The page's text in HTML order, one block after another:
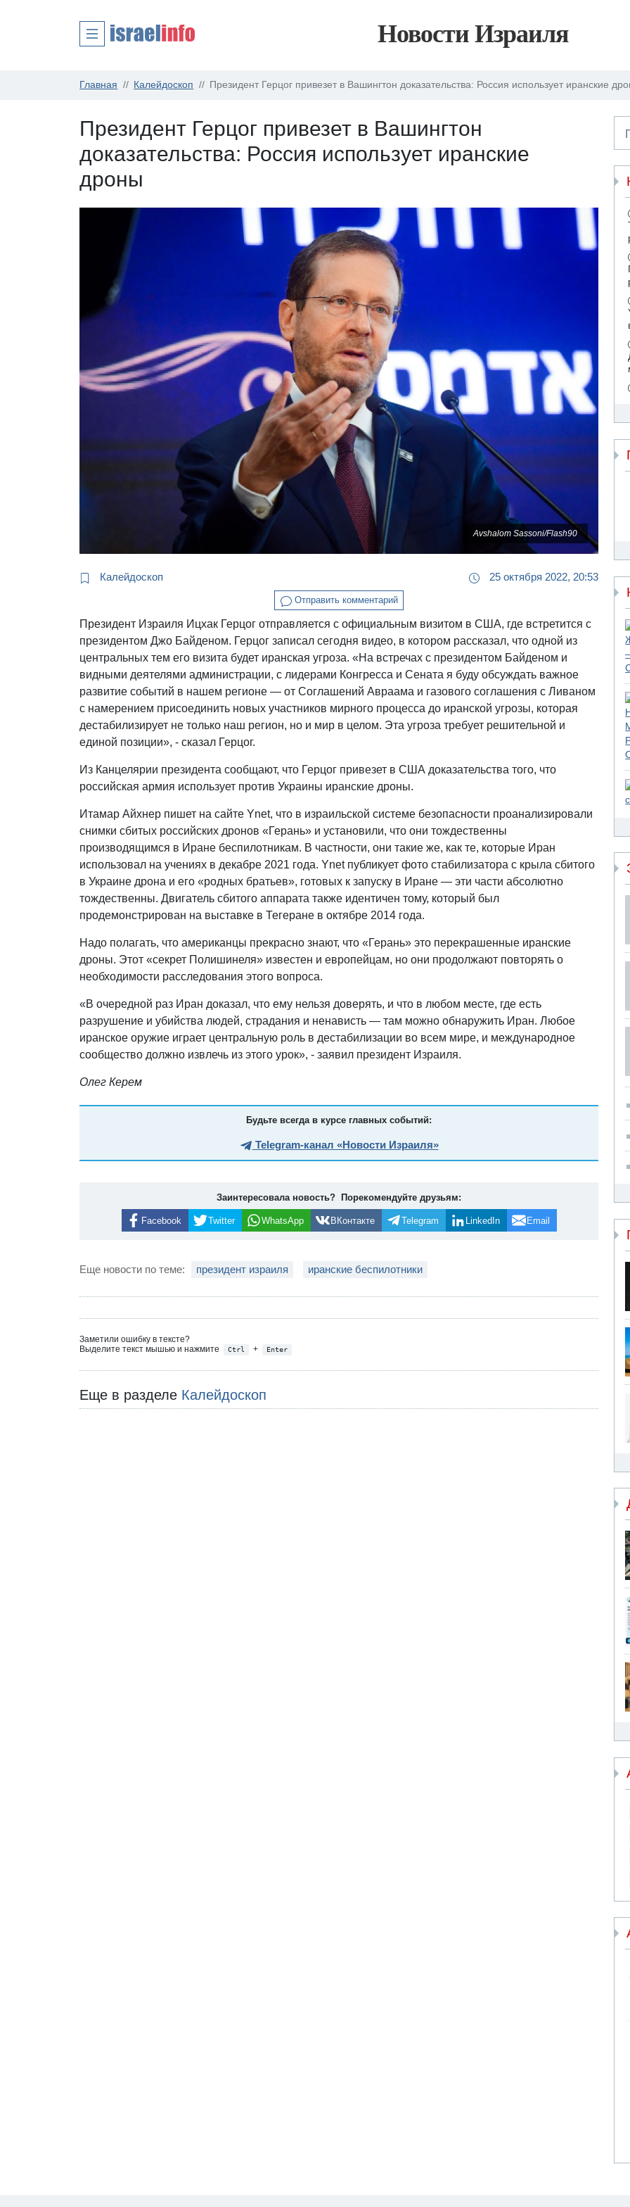
Новости Израиля
Главная Калейдоскоп Президент Герцог привезет в Вашингтон доказательства: Россия использует иранские
Президент Герцог привезет в Вашингтон
доказательства: Россия использует иранские
дроны
Avshalom Sassoni/Flash90
Калейдоскоп 25 октября 2022, 20:53
Отправить комментарий
Президент Израиля Ицхак Герцог отправляется с официальным визитом в США, где встретится с
президентом Джо Байденом. Герцог записал сегодня видео, в котором рассказал, что одной из
центральных тем его визита будет иранская угроза. «На встречах с президентом Байденом и
видными деятелями администрации, с лидерами Конгресса и Сената я буду обсуждать важное
развитие событий в нашем регионе — от Соглашений Авраама и газового соглашения с Ливаном
с намерением присоединить новых участников мирного процесса до иранской угрозы, которая
дестабилизирует не только наш регион, но и мир в целом. Эта угроза требует решительной и
единой позиции», - сказал Герцог.
Из Канцелярии президента сообщают, что Герцог привезет в США доказательства того, что
российская армия использует против Украины иранские дроны.
Итамар Айхнер пишет на сайте Ynet, что в израильской системе безопасности проанализировали
снимки сбитых российских дронов «Герань» и установили, что они тождественны
производящимся в Иране беспилотникам. В частности, они такие же, как те, которые Иран
использовал на учениях в декабре 2021 года. Ynet публикует фото стабилизатора с крыла сбитого
в Украине дрона и его «родных братьев», готовых к запуску в Иране — эти части абсолютно
тождественны. Двигатель сбитого аппарата также идентичен тому, который был
продемонстрирован на выставке в Тегеране в октябре 2014 года.
Надо полагать, что американцы прекрасно знают, что «Герань» это перекрашенные иранские
дроны. Этот «секрет Полишинеля» известен и европейцам, но они продолжают повторять о
необходимости расследования этого вопроса.
«В очередной раз Иран доказал, что ему нельзя доверять, и что в любом месте, где есть
разрушение и убийства людей, страдания и ненависть — там можно обнаружить Иран. Любое
иранское оружие играет центральную роль в дестабилизации во всем мире, и международное
сообщество должно извлечь из этого урок», - заявил президент Израиля.
Олег Керем
Будьте всегда в курсе главных событий:
Telegram-канал «Новости Израиля»
Заинтересовала новость? Порекомендуйте друзьям:
Facebook Twitter WhatsApp ВКонтакте Telegram LinkedIn Email
Еще новости по теме: президент израиля иранские беспилотники
Заметили ошибку в тексте?
Выделите текст мышью и нажмите
Ctrl + Enter
Еще в разделе Калейдоскоп